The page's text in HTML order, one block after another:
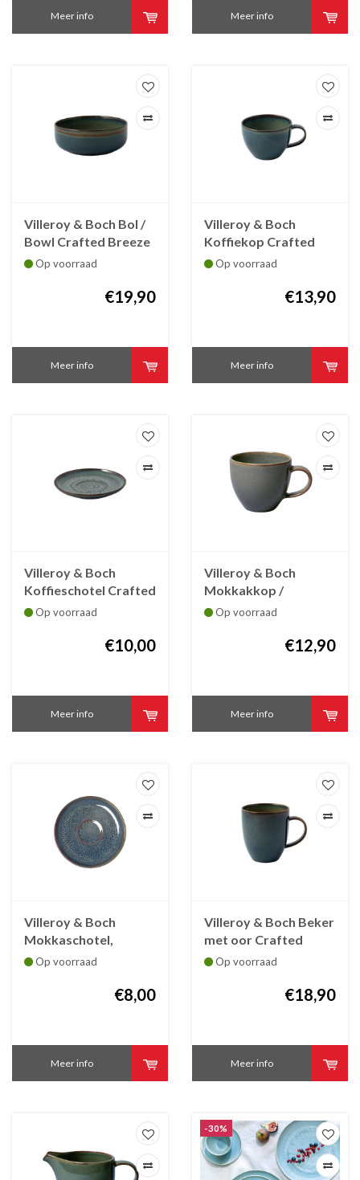
Meer info Meer info
Villeroy & Boch Bol /
Bowl Crafted Breeze
16 cm - 78 cl
Op voorraad
€19,90
Meer info
Villeroy & Boch
Koffiekop Crafted
Breeze 25 cl
Op voorraad
€13,90
Meer info
Villeroy & Boch
Koffieschotel Crafted
Breeze 15 cm
Op voorraad
€10,00
Meer info
Villeroy & Boch
Mokkakkop /
Espressokop Crafted
Op voorraad
€12,90
Meer info
Villeroy & Boch
Mokkaschotel,
schoteltje of
Op voorraad
€8,00
Meer info
Villeroy & Boch Beker
met oor Crafted
Breeze 36 cl
Op voorraad
€18,90
Meer info
-30%